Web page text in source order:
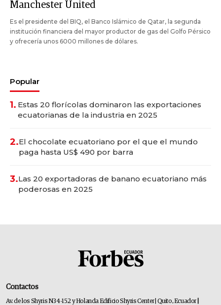
Manchester United
Es el presidente del BIQ, el Banco Islámico de Qatar, la segunda
institución financiera del mayor productor de gas del Golfo Pérsico
y ofrecería unos 6000 millones de dólares.
Popular
1. Estas 20 florícolas dominaron las exportaciones
ecuatorianas de la industria en 2025
2.El chocolate ecuatoriano por el que el mundo
paga hasta US$ 490 por barra
3.Las 20 exportadoras de banano ecuatoriano más
poderosas en 2025
Contactos
Av. de los Shyris N34-152 y Holanda Edificio Shyris Center | Quito, Ecuador